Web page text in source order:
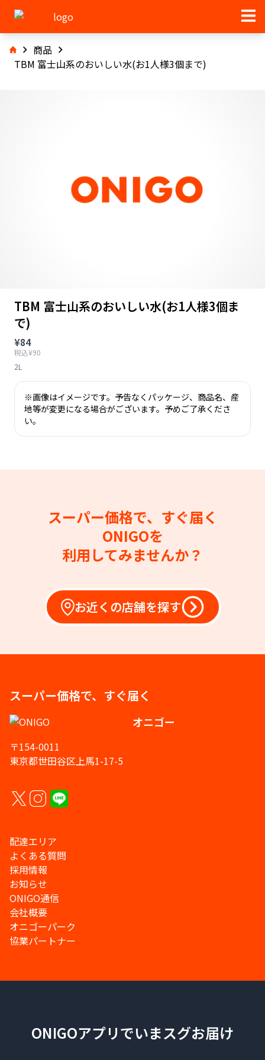
商品
TBM 富士山系のおいしい水(お1人様3個まで)
TBM 富士山系のおいしい水(お1人様3個ま
で)
¥84
税込¥90
2L
※画像はイメージです。予告なくパッケージ、商品名、産
地等が変更になる場合がございます。予めご了承くださ
い。
スーパー価格で、すぐ届く
ONIGOを
利用してみませんか？
お近くの店舗を探す
スーパー価格で、すぐ届く
オニゴー
〒154-0011
東京都世田谷区上馬1-17-5
配達エリア
よくある質問
採用情報
お知らせ
ONIGO通信
会社概要
オニゴーパーク
協業パートナー
ONIGOアプリでいまスグお届け